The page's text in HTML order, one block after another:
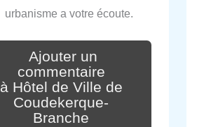
urbanisme a votre écoute.
Ajouter un
commentaire
à Hôtel de Ville de
Coudekerque-
Branche